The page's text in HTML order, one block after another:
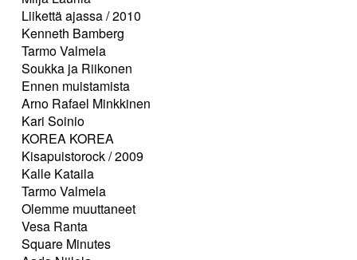
Liikettä ajassa / 2010
Kenneth Bamberg
Tarmo Valmela
Soukka ja Riikonen
Ennen muistamista
Arno Rafael Minkkinen
Kari Soinio
KOREA KOREA
Kisapuistorock / 2009
Kalle Kataila
Tarmo Valmela
Olemme muuttaneet
Vesa Ranta
Square Minutes